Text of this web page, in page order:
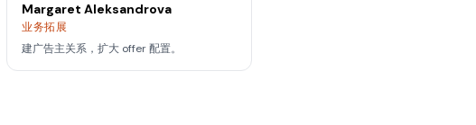
Margaret Aleksandrova
业务拓展
建广告主关系，扩大 offer 配置。